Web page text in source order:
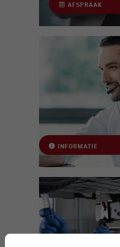
AFSPRAAK
INFORMATIE